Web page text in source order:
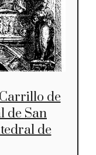
de
de San
de